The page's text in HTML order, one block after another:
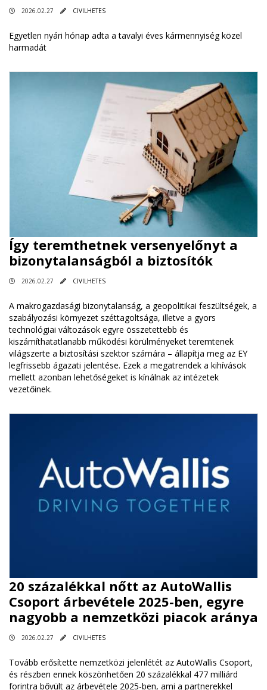
2026.02.27 CIVILHETES
Egyetlen nyári hónap adta a tavalyi éves kármennyiség közel
harmadát
Így teremthetnek versenyelőnyt a
bizonytalanságból a biztosítók
2026.02.27 CIVILHETES
A makrogazdasági bizonytalanság, a geopolitikai feszültségek, a
szabályozási környezet széttagoltsága, illetve a gyors
technológiai változások egyre összetettebb és
kiszámíthatatlanabb működési körülményeket teremtenek
világszerte a biztosítási szektor számára – állapítja meg az EY
legfrissebb ágazati jelentése. Ezek a megatrendek a kihívások
mellett azonban lehetőségeket is kínálnak az intézetek
vezetőinek.
20 százalékkal nőtt az AutoWallis
Csoport árbevétele 2025-ben, egyre
nagyobb a nemzetközi piacok aránya
2026.02.27 CIVILHETES
Tovább erősítette nemzetközi jelenlétét az AutoWallis Csoport,
és részben ennek köszönhetően 20 százalékkal 477 milliárd
forintra bővült az árbevétele 2025-ben, ami a partnerekkel